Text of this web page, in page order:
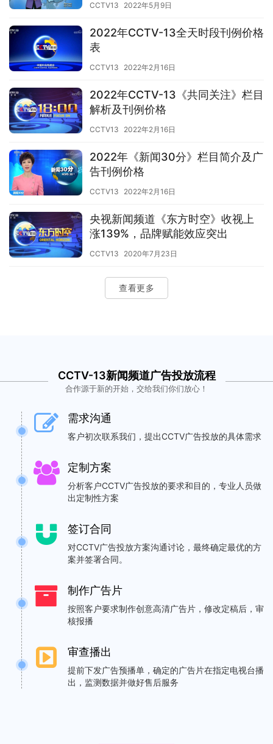
CCTV13 2022年5月9日
2022年CCTV-13全天时段刊例价格
表
CCTV13 2022年2月16日
2022年CCTV-13《共同关注》栏目
解析及刊例价格
CCTV13 2022年2月16日
2022年《新闻30分》栏目简介及广
告刊例价格
CCTV13 2022年2月16日
央视新闻频道《东方时空》收视上
涨139%，品牌赋能效应突出
CCTV13 2020年7月23日
查看更多
CCTV-13新闻频道广告投放流程
合作源于新的开始，交给我们你们放心！
需求沟通
客户初次联系我们，提出CCTV广告投放的具体需求
定制方案
分析客户CCTV广告投放的要求和目的，专业人员做
出定制性方案
签订合同
对CCTV广告投放方案沟通讨论，最终确定最优的方
案并签署合同。
制作广告片
按照客户要求制作创意高清广告片，修改定稿后，审
核报播
审查播出
提前下发广告预播单，确定的广告片在指定电视台播
出，监测数据并做好售后服务